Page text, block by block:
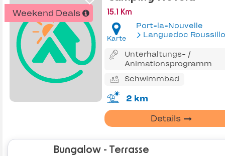
Weekend Deals 15.1 Km
Karte
Port-la-Nouvelle
Languedoc
Unterhaltungs- /
Animationsprogramm
Schwimmbad
2 km
Details
Bungalow - Terrasse